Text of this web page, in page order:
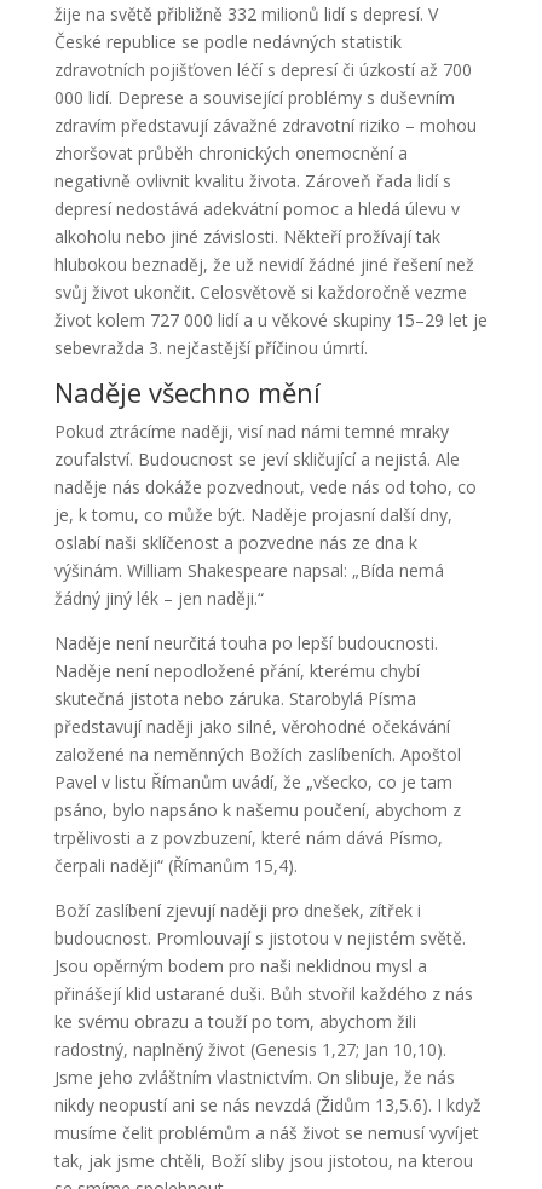
žije na světě přibližně 332 milionů lidí s depresí. V
České republice se podle nedávných statistik
zdravotních pojišťoven léčí s depresí či úzkostí až 700
000 lidí. Deprese a související problémy s duševním
zdravím představují závažné zdravotní riziko – mohou
zhoršovat průběh chronických onemocnění a
negativně ovlivnit kvalitu života. Zároveň řada lidí s
depresí nedostává adekvátní pomoc a hledá úlevu v
alkoholu nebo jiné závislosti. Někteří prožívají tak
hlubokou beznaděj, že už nevidí žádné jiné řešení než
svůj život ukončit. Celosvětově si každoročně vezme
život kolem 727 000 lidí a u věkové skupiny 15–29 let je
sebevražda 3. nejčastější příčinou úmrtí.
Naděje všechno mění
Pokud ztrácíme naději, visí nad námi temné mraky
zoufalství. Budoucnost se jeví skličující a nejistá. Ale
naděje nás dokáže pozvednout, vede nás od toho, co
je, k tomu, co může být. Naděje projasní další dny,
oslabí naši sklíčenost a pozvedne nás ze dna k
výšinám. William Shakespeare napsal: „Bída nemá
žádný jiný lék – jen naději.“
Naděje není neurčitá touha po lepší budoucnosti.
Naděje není nepodložené přání, kterému chybí
skutečná jistota nebo záruka. Starobylá Písma
představují naději jako silné, věrohodné očekávání
založené na neměnných Božích zaslíbeních. Apoštol
Pavel v listu Římanům uvádí, že „všecko, co je tam
psáno, bylo napsáno k našemu poučení, abychom z
trpělivosti a z povzbuzení, které nám dává Písmo,
čerpali naději“ (Římanům 15,4).
Boží zaslíbení zjevují naději pro dnešek, zítřek i
budoucnost. Promlouvají s jistotou v nejistém světě.
Jsou opěrným bodem pro naši neklidnou mysl a
přinášejí klid ustarané duši. Bůh stvořil každého z nás
ke svému obrazu a touží po tom, abychom žili
radostný, naplněný život (Genesis 1,27; Jan 10,10).
Jsme jeho zvláštním vlastnictvím. On slibuje, že nás
nikdy neopustí ani se nás nevzdá (Židům 13,5.6). I když
musíme čelit problémům a náš život se nemusí vyvíjet
tak, jak jsme chtěli, Boží sliby jsou jistotou, na kterou